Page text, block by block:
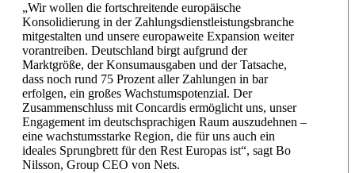
„Wir wollen die fortschreitende europäische
Konsolidierung in der Zahlungsdienstleistungsbranche
mitgestalten und unsere europaweite Expansion weiter
vorantreiben. Deutschland birgt aufgrund der
Marktgröße, der Konsumausgaben und der Tatsache,
dass noch rund 75 Prozent aller Zahlungen in bar
erfolgen, ein großes Wachstumspotenzial. Der
Zusammenschluss mit Concardis ermöglicht uns, unser
Engagement im deutschsprachigen Raum auszudehnen –
eine wachstumsstarke Region, die für uns auch ein
ideales Sprungbrett für den Rest Europas ist“, sagt Bo
Nilsson, Group CEO von Nets.